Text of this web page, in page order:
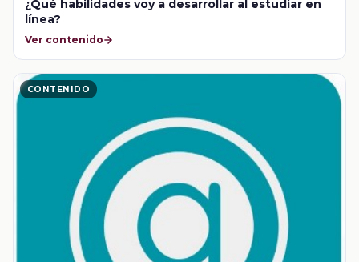
¿Qué habilidades voy a desarrollar al estudiar en
línea?
Ver contenido
CONTENIDO